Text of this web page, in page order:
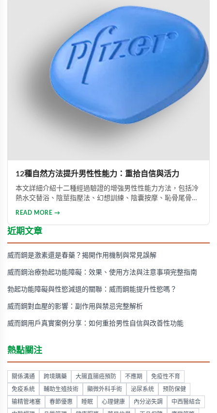
12種自然方法提升男性性能力：重拾自信與活力
本文詳細介紹十二種經過驗證的增強男性性能力方法，包括冷
熱水交替浴、陰莖指壓法、幻想訓練、陰囊按摩、恥骨尾骨肌
合適當的營養補充，一個月內即可感受到明顯的改善效果。
READ MORE →
近期文章
威而鋼是激素還是春藥？揭開作用機制與常見誤解
威而鋼治療勃起功能障礙：效果、使用方法與注意事項完整指南
勃起功能障礙與性慾減退的關聯：威而鋼能提升性慾嗎？
威而鋼對血壓的影響：副作用與禁忌完整解析
威而鋼用戶真實案例分享：如何重拾男性自信與改善性功能
熱點關注
關係溝通 跨境購藥 大腸直腸癌預防 不應期 免疫性不育
免疫系統 輔助生殖技術 顯微外科手術 泌尿系统 预防保健
输精管堵塞 春節優惠 睡眠 心理健康 內分泌失調 中西醫結合